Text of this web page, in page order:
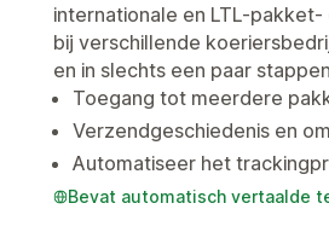
internationale en LTL-
bij verschillende
en in slechts een paar
Toegang tot meerdere
Verzendgeschiedenis en
Automatiseer het
Bevat automatisch vertaalde